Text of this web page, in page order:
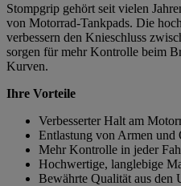
Stompgrip gehört seit vielen
von Motorrad-Tankpads. Die
verbessern den Knieschluss
sorgen für mehr Kontrolle beim
Kurven.
Ihre Vorteile
Verbesserter Halt am
Entlastung von Armen und
Mehr Kontrolle in jeder
Hochwertige, langlebige
Bewährte Qualität aus den